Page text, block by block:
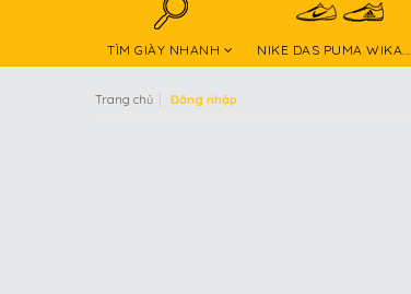
TÌM GIÀY NHANH NIKE DAS PUMA WIKA...
Trang chủ Đăng nhập